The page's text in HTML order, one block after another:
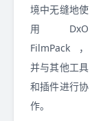
境中无缝地使
用 DxO
FilmPack，
并与其他工具
和插件进行协
作。